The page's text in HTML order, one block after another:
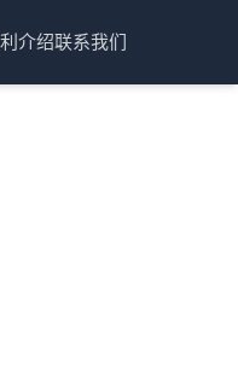
介绍联系我们